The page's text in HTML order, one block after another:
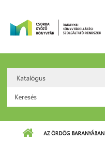
Option:
Keresés űrlap
AZ ÖRDÖG BARANYÁBAN